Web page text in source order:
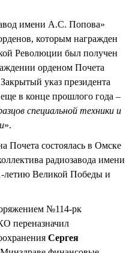
имени А.С. Попова»
которым награжден
Революции был получен
орденом Почета
указ президента
в конце прошлого года –
специальной техники и
».
Почета состоялась в Омске
радиозавода имени
Великой Победы и
№114-рк
переназначил
Сергея